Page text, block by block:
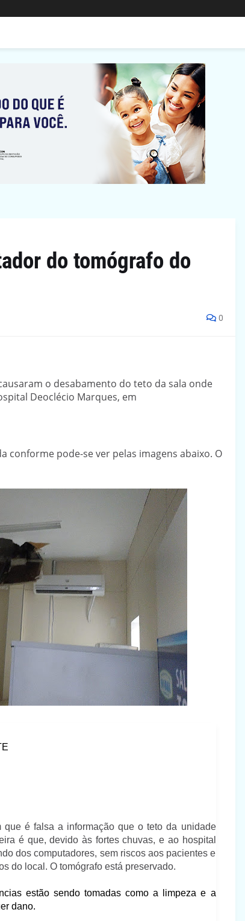
do tomógrafo do
0
o desabamento do teto da sala onde
Deoclécio Marques, em
pode-se ver pelas imagens abaixo. O
é falsa a informação que o teto da unidade
é que, devido às fortes chuvas, e ao hospital
dos computadores, sem riscos aos pacientes e
do local. O tomógrafo está preservado.
estão sendo tomadas como a limpeza e a
dano.